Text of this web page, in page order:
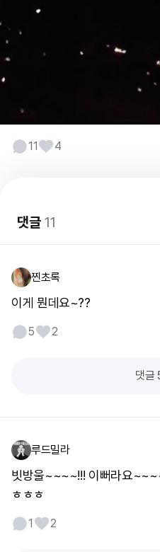
11 4
댓글11
찐초록
이게 뭔데요~??
5 2
댓글
루드밀라
빗방울~~~~!!! 이뻐라요
ㅎㅎㅎ
1 2